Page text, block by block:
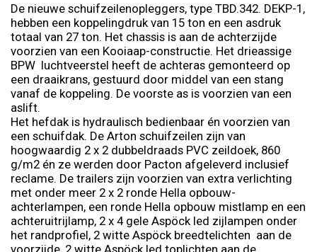
De nieuwe schuifzeilenopleggers, type TBD.342. DEKP-1,
hebben een koppelingdruk van 15 ton en een asdruk
totaal van 27 ton. Het chassis is aan de achterzijde
voorzien van een Kooiaap-constructie. Het drieassige
BPW luchtveerstel heeft de achteras gemonteerd op
een draaikrans, gestuurd door middel van een stang
vanaf de koppeling. De voorste as is voorzien van een
aslift.
Het hefdak is hydraulisch bedienbaar én voorzien van
een schuifdak. De Arton schuifzeilen zijn van
hoogwaardig 2 x 2 dubbeldraads PVC zeildoek, 860
g/m2 én ze werden door Pacton afgeleverd inclusief
reclame. De trailers zijn voorzien van extra verlichting
met onder meer 2 x 2 ronde Hella opbouw-
achterlampen, een ronde Hella opbouw mistlamp en een
achteruitrijlamp, 2 x 4 gele Aspöck led zijlampen onder
het randprofiel, 2 witte Aspöck breedtelichten aan de
voorzijde, 2 witte Aspöck led toplichten aan de